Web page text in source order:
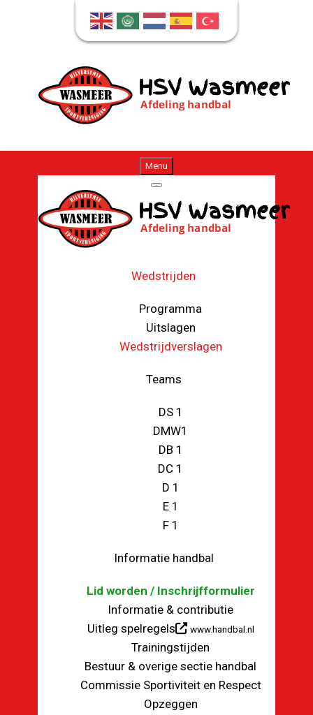
Menu
Wedstrijden
Programma
Uitslagen
Wedstrijdverslagen
Teams
DS 1
DMW1
DB 1
DC 1
D 1
E 1
F 1
Informatie handbal
Lid worden / Inschrijfformulier
Informatie & contributie
Uitleg spelregels
www.handbal.nl
Trainingstijden
Bestuur & overige sectie handbal
Commissie Sportiviteit en Respect
Opzeggen